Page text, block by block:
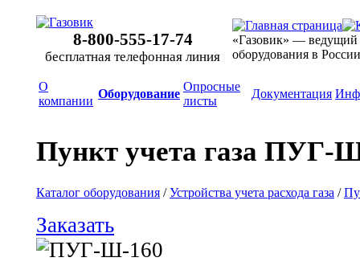
8-800-555-17-74
бесплатная телефонная линия
«Газовик» — ведущий
оборудования в России
О
компании
Оборудование
Опросные
листы
Документация
Пункт учета газа ПУГ-
Каталог оборудования /Устройства учета расхода газа /
Заказать